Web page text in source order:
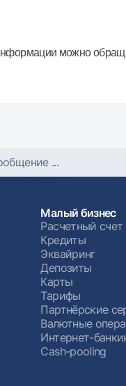
можно
...
Малый бизнес
Расчетный счет
Кредиты
Эквайринг
Депозиты
Карты
Тарифы
Партнёрские
Валютные
Интернет-
Cash-pooling